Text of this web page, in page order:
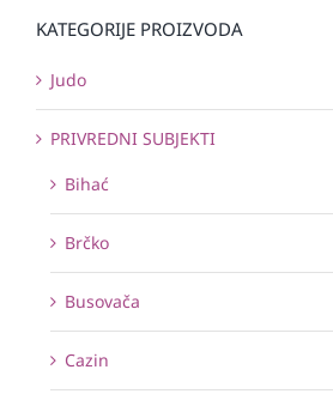
KATEGORIJE PROIZVODA
Judo
PRIVREDNI SUBJEKTI
Bihać
Brčko
Busovača
Cazin